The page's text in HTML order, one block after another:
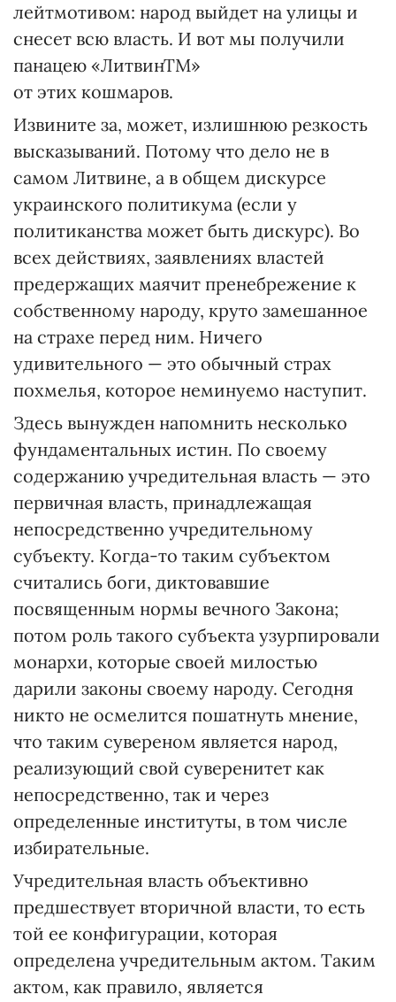
лейтмотивом: народ выйдет на улицы и
снесет всю власть. И вот мы получили
панацею «ЛитвинТМ»
от этих кошмаров.
Извините за, может, излишнюю резкость
высказываний. Потому что дело не в
самом Литвине, а в общем дискурсе
украинского политикума (если у
политиканства может быть дискурс). Во
всех действиях, заявлениях властей
предержащих маячит пренебрежение к
собственному народу, круто замешанное
на страхе перед ним. Ничего
удивительного — это обычный страх
похмелья, которое неминуемо наступит.
Здесь вынужден напомнить несколько
фундаментальных истин. По своему
содержанию учредительная власть — это
первичная власть, принадлежащая
непосредственно учредительному
субъекту. Когда-то таким субъектом
считались боги, диктовавшие
посвященным нормы вечного Закона;
потом роль такого субъекта узурпировали
монархи, которые своей милостью
дарили законы своему народу. Сегодня
никто не осмелится пошатнуть мнение,
что таким сувереном является народ,
реализующий свой суверенитет как
непосредственно, так и через
определенные институты, в том числе
избирательные.
Учредительная власть объективно
предшествует вторичной власти, то есть
той ее конфигурации, которая
определена учредительным актом. Таким
актом, как правило, является